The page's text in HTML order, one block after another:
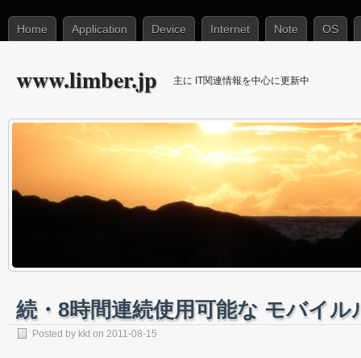
Home Application Device Internet Note OS
www.limber.jp 主に IT関連情報を中心に更新中
続・8時間連続使用可能な モバイル
Posted by kkt on 2011-08-15